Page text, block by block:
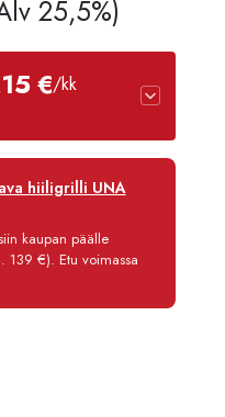
25,5%)
€/kk
12 kk
3,90 €/kk
2 545,80 €
hiiligrilli UNA
kaupan päälle
139 €). Etu voimassa